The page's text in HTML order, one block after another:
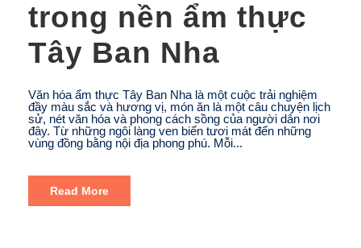
trong nền ẩm thực
Tây Ban Nha
Văn hóa ẩm thực Tây Ban Nha là một cuộc trải nghiệm
đầy màu sắc và hương vị, món ăn là một câu chuyện lịch
sử, nét văn hóa và phong cách sồng của người dân nơi
đây. Từ những ngôi làng ven biển tươi mát đến những
vùng đồng bằng nội địa phong phú. Mỗi...
Read More